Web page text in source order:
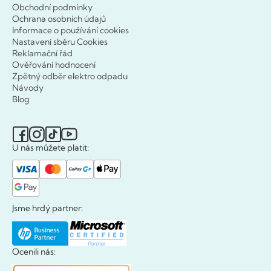
Obchodní podmínky
Ochrana osobních údajů
Informace o používání cookies
Nastavení sběru Cookies
Reklamační řád
Ověřování hodnocení
Zpětný odběr elektro odpadu
Návody
Blog
U nás můžete platit:
Jsme hrdý partner:
Ocenili nás: